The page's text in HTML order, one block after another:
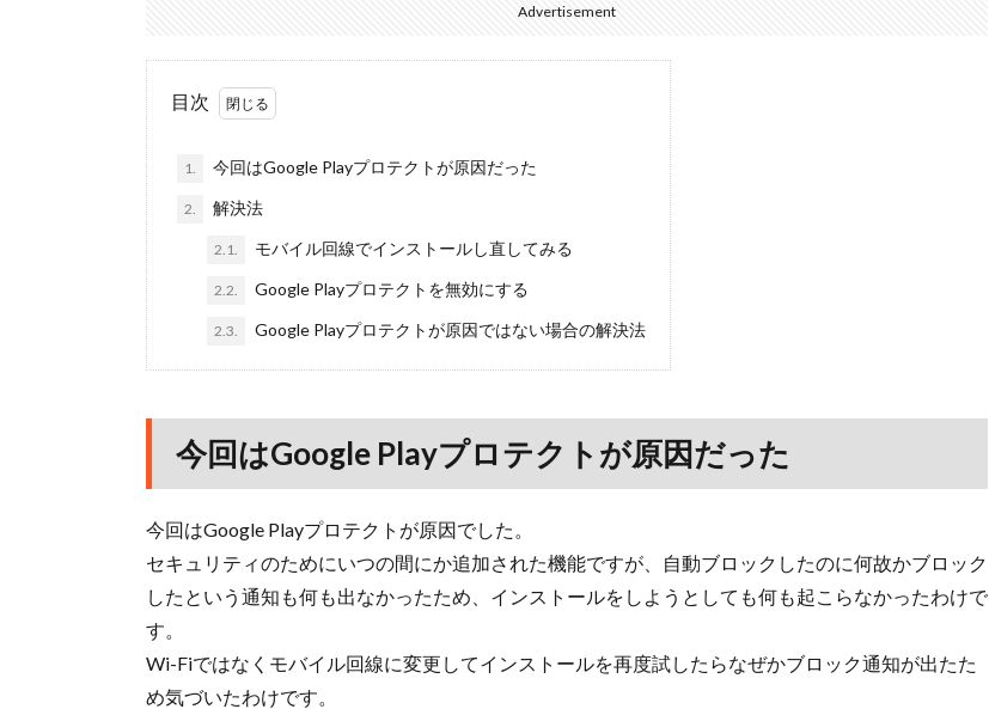
Advertisement
目次
1. 今回はGoogle Playプロテクトが原因だった
2. 解決法
2.1. モバイル回線でインストールし直してみる
2.2. Google Playプロテクトを無効にする
2.3. Google Playプロテクトが原因ではない場合の解決法
今回はGoogle Playプロテクトが原因だった
今回はGoogle Playプロテクトが原因でした。
セキュリティのためにいつの間にか追加された機能ですが、自動ブロックしたのに何故かブロック
したという通知も何も出なかったため、インストールをしようとしても何も起こらなかったわけで
す。
Wi-Fiではなくモバイル回線に変更してインストールを再度試したらなぜかブロック通知が出たた
め気づいたわけです。